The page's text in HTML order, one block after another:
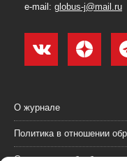
e-mail: globus-j@mail.ru
О журнале
Политика в отношении